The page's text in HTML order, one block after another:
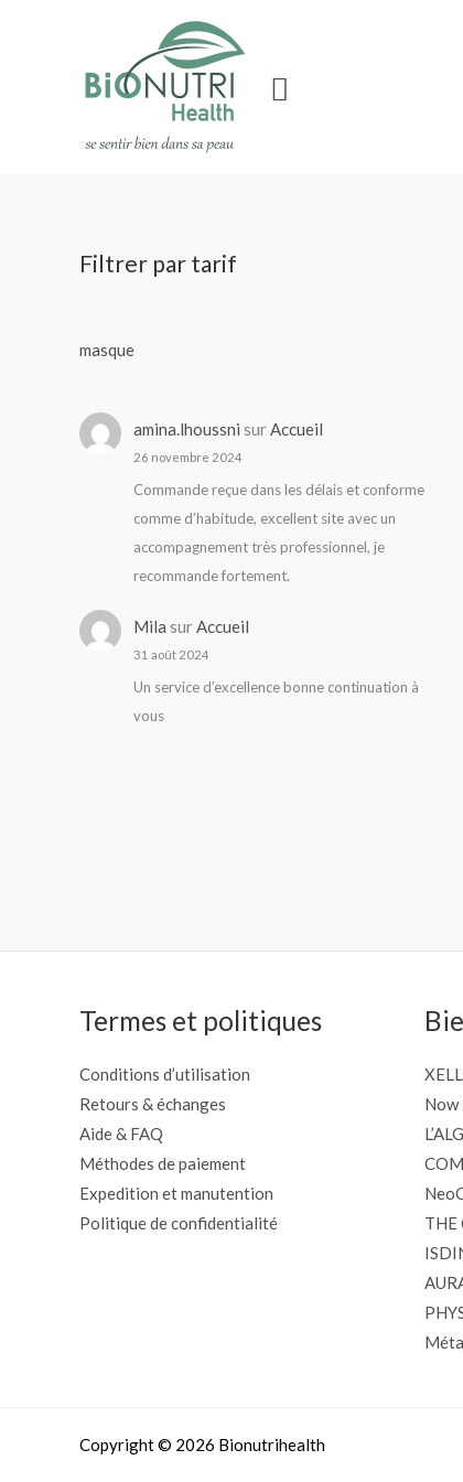
Rechercher
Filtrer par tarif
masque
amina.lhoussni surAccueil
26 novembre 2024
Commande reçue dans les délais et conforme
comme d’habitude, excellent site avec un
accompagnement très professionnel, je
recommande fortement.
Mila surAccueil
31 août 2024
Un service d’excellence bonne continuation à
vous
Termes et politiques
Conditions d’utilisation
Retours & échanges
Aide & FAQ
Méthodes de paiement
Expedition et manutention
Politique de confidentialité
Now
THE
Copyright © 2026 Bionutrihealth